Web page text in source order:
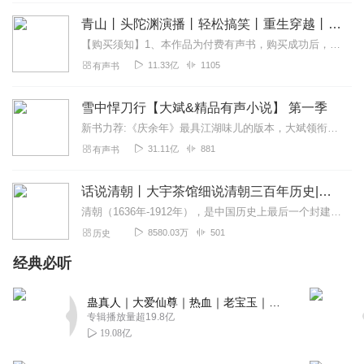
涨知识了，能学会好的历史知识。
青山丨头陀渊演播丨轻松搞笑丨重生穿越丨古代权谋丨VIP免费 | 多人有声剧
【购买须知】1、本作品为付费有声书，购买成功后，即可收听。2、版权归原作者所有，严禁翻录成任何形式，严禁在任何第三方平台传播，违者将追究其法律责任。3、如在充...
有声书 11.33亿 1105
雪中悍刀行【大斌&精品有声小说】 第一季
新书力荐:《庆余年》最具江湖味儿的版本，大斌领衔播讲点击进入【内容简介】有个白狐儿脸，佩双刀绣冬春雷，要做那天下第一。湖底有白发老魁爱吃荤。缺门牙老仆背剑匣。山...
有声书 31.11亿 881
话说清朝丨大宇茶馆细说清朝三百年历史|从努尔哈赤到末代皇帝溥仪|康熙雍正乾隆
清朝（1636年-1912年），是中国历史上最后一个封建王朝，共传十二帝，统治者为爱新觉罗氏。从努尔哈赤建立后金起，总计296年。从皇太极改国号为清起，国祚27...
历史 8580.03万 501
经典必听
专辑播放量超19.8亿
19.08亿